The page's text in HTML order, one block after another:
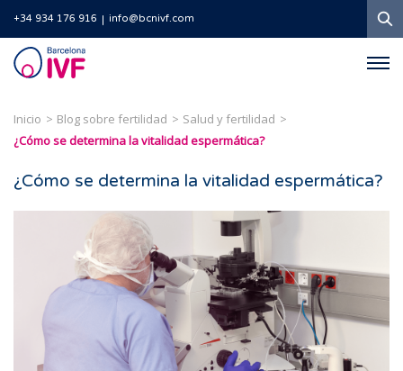
+34 934 176 916 info@bcnivf.com
Barcelona
IVF
Inicio Blog sobre fertilidad
Salud y fertilidad
¿Cómo se determina la vitalidad espermática?
¿Cómo se determina la vitalidad espermática?